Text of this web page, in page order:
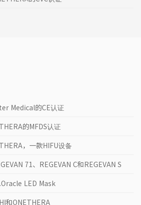
Medical的CE认证
的MFDS认证
，一款HIFU设备
71、REGEVAN C和REGEVAN S
LED Mask
和ONETHERA